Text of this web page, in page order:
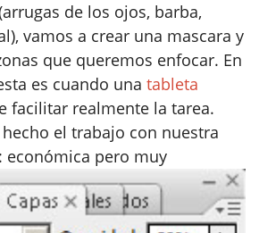
de los ojos, barba,
vamos a crear una mascara y
que queremos enfocar. En
es cuando una tableta
facilitar realmente la tarea.
el trabajo con nuestra
: económica pero muy